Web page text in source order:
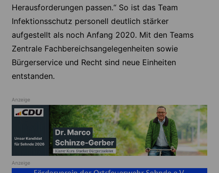
Herausforderungen passen.“ So ist das Team
Infektionsschutz personell deutlich stärker
aufgestellt als noch Anfang 2020. Mit den Teams
Zentrale Fachbereichsangelegenheiten sowie
Bürgerservice und Recht sind neue Einheiten
entstanden.
Anzeige
Anzeige